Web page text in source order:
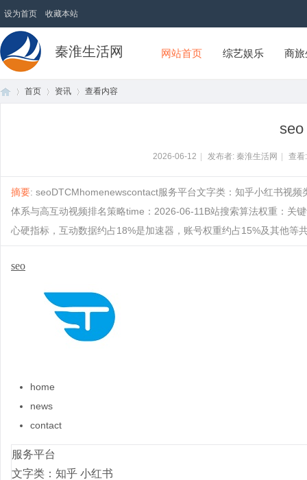
设为首页 收藏本站
秦淮生活网 网站首页 综艺娱乐 商
首页 资讯 查看内容
seo
2026-06-12 发布者: 秦淮生活网 查
摘要: seoDTCMhomenewscontact服务平台文字类：知乎小红书视
体系与高互动视频排名策略time：2026-06-11B站搜索算法权重：关
心硬指标，互动数据约占18%是加速器，账号权重约占15%及其他等
seo
home
news
contact
服务平台
文字类：知乎 小红书